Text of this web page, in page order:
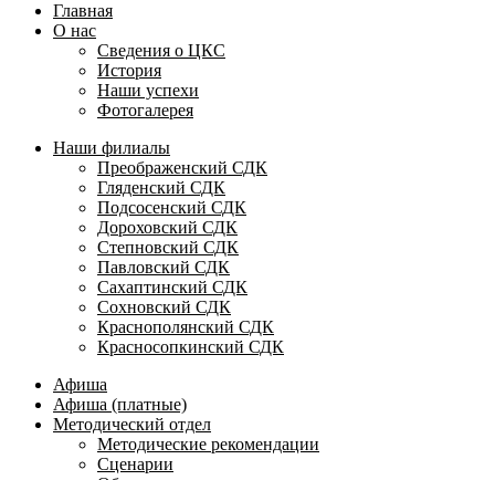
Главная
О нас
Сведения о ЦКС
История
Наши успехи
Фотогалерея
Наши филиалы
Преображенский СДК
Гляденский СДК
Подсосенский СДК
Дороховский СДК
Степновский СДК
Павловский СДК
Сахаптинский СДК
Сохновский СДК
Краснополянский СДК
Красносопкинский СДК
Афиша
Афиша (платные)
Методический отдел
Методические рекомендации
Сценарии